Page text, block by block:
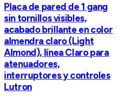
Placa de pared de 1 gang
sin tornillos visibles,
acabado brillante en color
almendra claro (Light
Almond), línea Claro para
atenuadores,
interruptores y controles
Lutron